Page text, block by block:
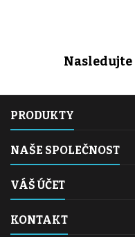
Nasledujte
PRODUKTY
NAŠE SPOLEČNOST
VÁŠ ÚČET
KONTAKT